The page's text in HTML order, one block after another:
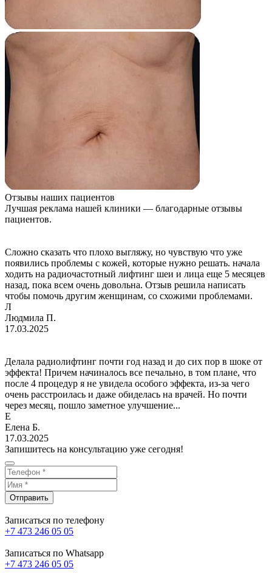
Отзывы наших пациентов
Лучшая реклама нашей клиники — благодарные отзывы
пациентов.
Сложно сказать что плохо выгляжу, но чувствую что уже
появились проблемы с кожей, которые нужно решать. начала
ходить на радиочастотный лифтинг шеи и лица еще 5 месяцев
назад, пока всем очень довольна. Отзыв решила написать
чтобы помочь другим женщинам, со схожими проблемами.
Л
Людмила П.
17.03.2025
Делала радиолифтинг почти год назад и до сих пор в шоке от
эффекта! Причем начиналось все печально, в том плане, что
после 4 процедур я не увидела особого эффекта, из-за чего
очень расстроилась и даже обиделась на врачей. Но почти
через месяц, пошло заметное улучшение...
Е
Елена Б.
17.03.2025
Запишитесь на консультацию уже сегодня!
Отправить
Записаться по телефону
+7 473 246 05 05
Записаться по Whatsapp
+7 473 246 05 05